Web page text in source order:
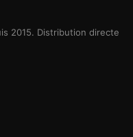
2015. Distribution directe